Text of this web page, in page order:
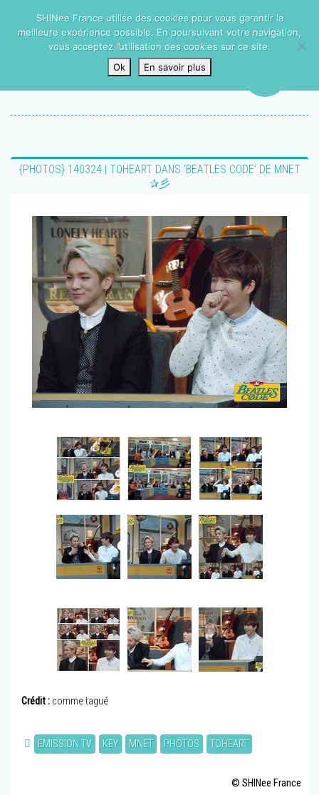
{PHOTOS} 140324 | TOHEART DANS ‘BEATLES CODE’ DE MNET
✰彡
Crédit : comme tagué
EMISSION TV KEY MNET PHOTOS TOHEART
© SHINee France
SHINee France utilise des cookies pour vous garantir la
meilleure expérience possible. En poursuivant votre navigation,
vous acceptez l’utilisation des cookies sur ce site.
Ok
En savoir plus